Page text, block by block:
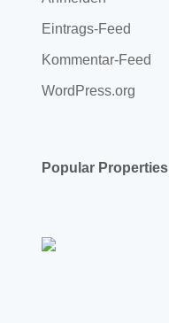
Eintrags-Feed
Kommentar-Feed
WordPress.org
Popular Properties